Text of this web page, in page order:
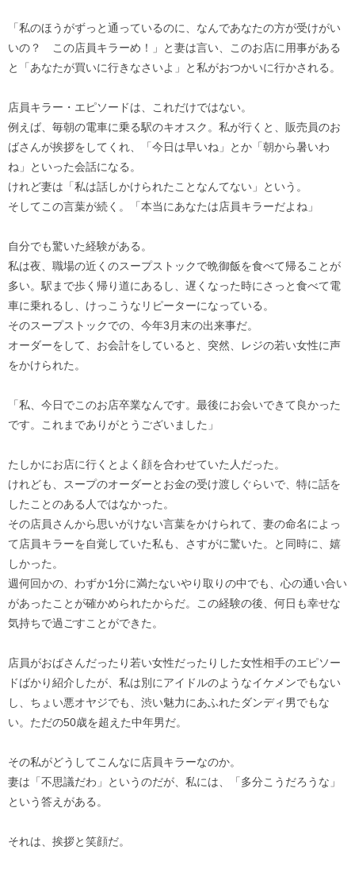
「私のほうがずっと通っているのに、なんであなたの方が受けがい
いの？ この店員キラーめ！」と妻は言い、このお店に用事がある
と「あなたが買いに行きなさいよ」と私がおつかいに行かされる。
店員キラー・エピソードは、これだけではない。
例えば、毎朝の電車に乗る駅のキオスク。私が行くと、販売員のお
ばさんが挨拶をしてくれ、「今日は早いね」とか「朝から暑いわ
ね」といった会話になる。
けれど妻は「私は話しかけられたことなんてない」という。
そしてこの言葉が続く。「本当にあなたは店員キラーだよね」
自分でも驚いた経験がある。
私は夜、職場の近くのスープストックで晩御飯を食べて帰ることが
多い。駅まで歩く帰り道にあるし、遅くなった時にさっと食べて電
車に乗れるし、けっこうなリピーターになっている。
そのスープストックでの、今年3月末の出来事だ。
オーダーをして、お会計をしていると、突然、レジの若い女性に声
をかけられた。
「私、今日でこのお店卒業なんです。最後にお会いできて良かった
です。これまでありがとうございました」
たしかにお店に行くとよく顔を合わせていた人だった。
けれども、スープのオーダーとお金の受け渡しぐらいで、特に話を
したことのある人ではなかった。
その店員さんから思いがけない言葉をかけられて、妻の命名によっ
て店員キラーを自覚していた私も、さすがに驚いた。と同時に、嬉
しかった。
週何回かの、わずか1分に満たないやり取りの中でも、心の通い合い
があったことが確かめられたからだ。この経験の後、何日も幸せな
気持ちで過ごすことができた。
店員がおばさんだったり若い女性だったりした女性相手のエピソー
ドばかり紹介したが、私は別にアイドルのようなイケメンでもない
し、ちょい悪オヤジでも、渋い魅力にあふれたダンディ男でもな
い。ただの50歳を超えた中年男だ。
その私がどうしてこんなに店員キラーなのか。
妻は「不思議だわ」というのだが、私には、「多分こうだろうな」
という答えがある。
それは、挨拶と笑顔だ。